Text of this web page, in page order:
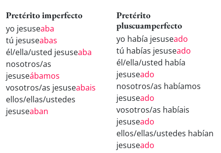
Pretérito imperfecto
yo jesuseaba
tú jesuseabas
él/ella/usted jesuseaba
nosotros/as
jesuseábamos
vosotros/as jesuseabais
ellos/ellas/ustedes
jesuseaban
Pretérito
pluscuamperfecto
yo había jesuseado
tú habías jesuseado
él/ella/usted había
jesuseado
nosotros/as habíamos
jesuseado
vosotros/as habíais
jesuseado
ellos/ellas/ustedes habían
jesuseado